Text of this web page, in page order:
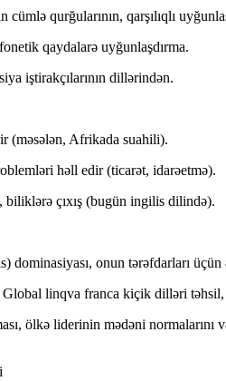
cümlə qurğularının, qarşılıqlı
qaydalarə uyğunlaşdırma.
iştirakçılarının dillərindən.
(məsələn, Afrikada suahili).
həll edir (ticarət, idarəetmə).
biliklərə çıxış (bugün ingilis dilində).
dominasiyası, onun tərəfdarları üçün
Global linqva franca kiçik dilləri təhsil,
ölkə liderinin mədəni